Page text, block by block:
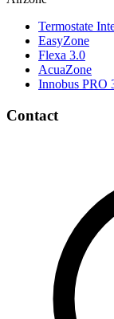
Termostate
EasyZone
Flexa 3.0
AcuaZone
Innobus PRO
Contact